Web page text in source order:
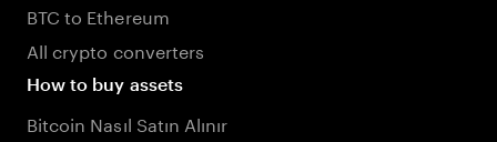
BTC to Ethereum
All crypto converters
How to buy assets
Bitcoin Nasıl Satın Alınır